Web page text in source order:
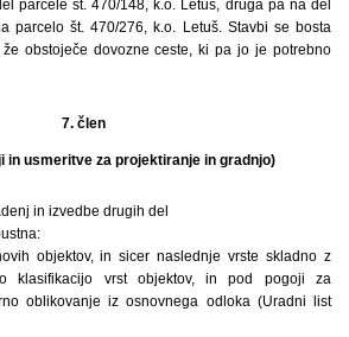
parcele št. 470/148, k.o. Letuš, druga pa na del
parcelo št. 470/276, k.o. Letuš. Stavbi se bosta
obstoječe dovozne ceste, ki pa jo je potrebno
7. člen
in usmeritve za projektiranje in gradnjo)
in izvedbe drugih del
objektov, in sicer naslednje vrste skladno z
klasifikacijo vrst objektov, in pod pogoji za
oblikovanje iz osnovnega odloka (Uradni list